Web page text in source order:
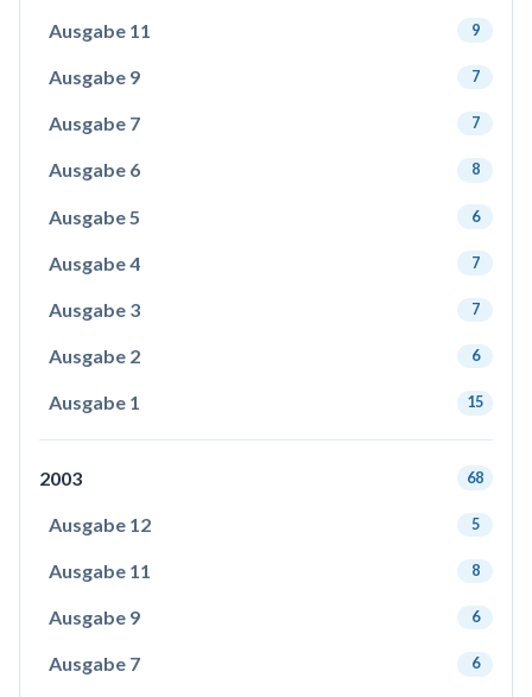
Ausgabe 11 9
Ausgabe 9 7
Ausgabe 7 7
Ausgabe 6 8
Ausgabe 5 6
Ausgabe 4 7
Ausgabe 3 7
Ausgabe 2 6
Ausgabe 1 15
2003 68
Ausgabe 12 5
Ausgabe 11 8
Ausgabe 9 6
Ausgabe 7 6